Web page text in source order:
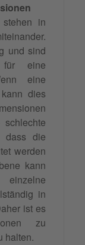
in
und sind
für eine
eine
dies
dass die
werden
kann
in
ist es
zu
halten.